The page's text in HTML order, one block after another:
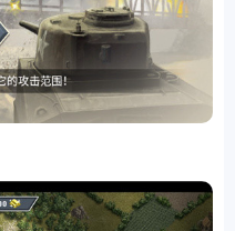
营音乐游戏单机游戏战争策略
办公商务旅游出行 金融理财娱乐